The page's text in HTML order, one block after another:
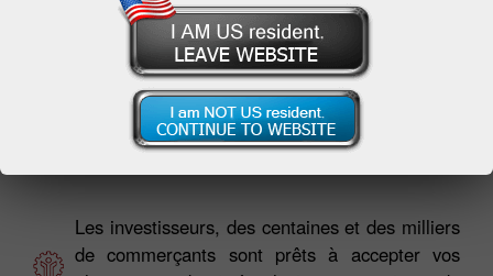
Traders, vos investisseurs sont déjà à la
recherche pour vous dans la surveillance
Les investisseurs, des centaines et des milliers
de commerçants sont prêts à accepter vos